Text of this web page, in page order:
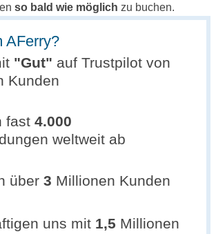
so bald wie möglich zu buchen.
AFerry?
"Gut" auf Trustpilot von
Kunden
fast 4.000
weltweit ab
über 3 Millionen Kunden
uns mit 1,5 Millionen